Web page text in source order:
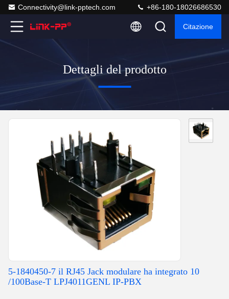
Connectivity@link-pptech.com +86-180-18026686530
Citazione
Dettagli del prodotto
5-1840450-7 il RJ45 Jack modulare ha integrato 10
/100Base-T LPJ4011GENL IP-PBX